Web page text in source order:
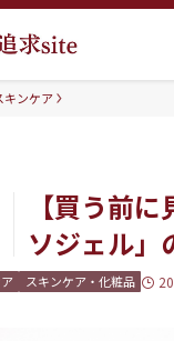
キンケア
【買う前
ソジェル」
スキンケア・化粧品